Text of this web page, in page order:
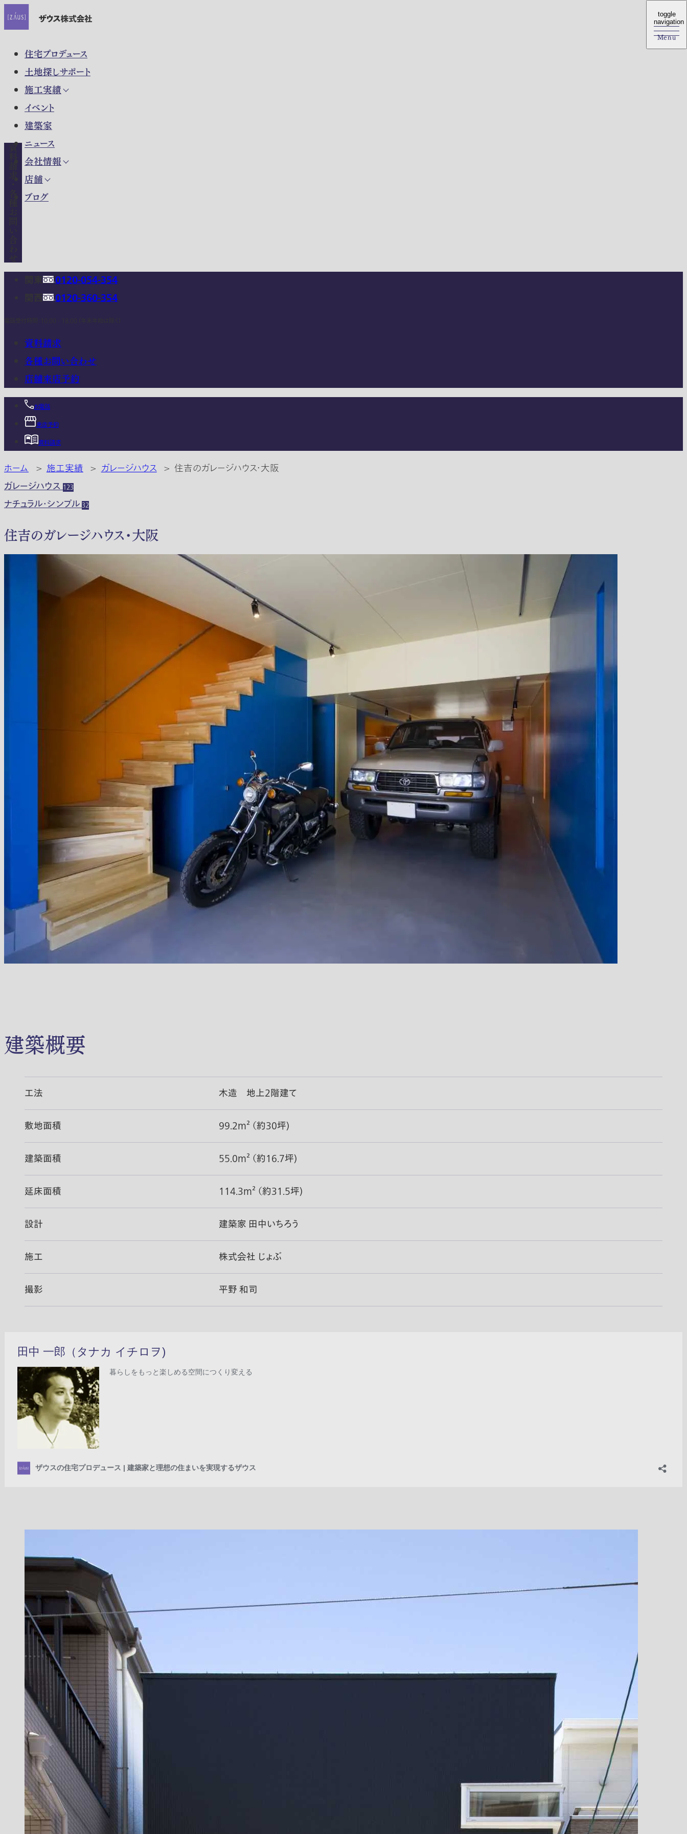
住宅プロデュース
土地探しサポート
施工実績
イベント
建築家
ニュース
会社情報
店舗
ブログ
toggle
navigation
Menu
toggle
navigation
Menu
0120-054-354
0120-360-354
資料請求
各種お問い合わせ
店舗来店予約
お電話
来店予約
資料請求
ホーム > 施工実績 > ガレージハウス > 住吉のガレージハウス・大阪
ガレージハウス123
ナチュラル・シンプル32
住吉のガレージハウス・大阪
建築概要
工法 木造 地上2階建て
敷地面積 99.2m² （約30坪)
建築面積 55.0m² （約16.7坪)
延床面積 114.3m² （約31.5坪)
設計 建築家 田中いちろう
施工 株式会社 じょぶ
撮影 平野 和司